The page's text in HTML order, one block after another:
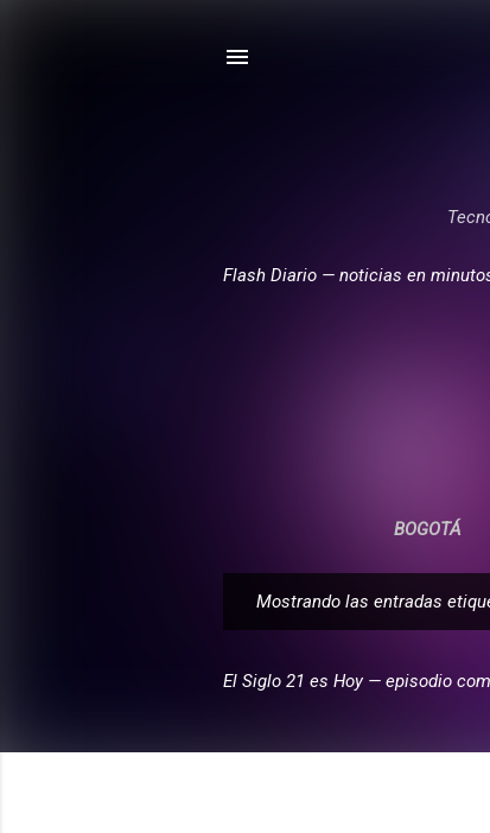
Flash Diario — noticias en
BOGOTÁ
t
Mostrando las entradas
El Siglo 21 es Hoy — episodio